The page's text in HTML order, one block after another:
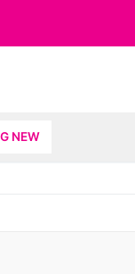
NEW